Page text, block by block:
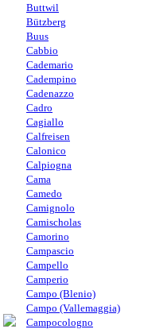
Buttwil
Bützberg
Buus
Cabbio
Cademario
Cadempino
Cadenazzo
Cadro
Cagiallo
Calfreisen
Calonico
Calpiogna
Cama
Camedo
Camignolo
Camischolas
Camorino
Campascio
Campello
Camperio
Campo (Blenio)
Campo (Vallemaggia)
Campocologno